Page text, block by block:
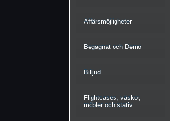
Affärsmöjligheter
Begagnat och Demo
Billjud
Flightcases, väskor,
möbler och stativ